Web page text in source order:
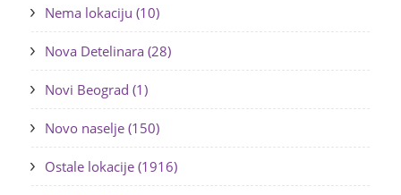
Nema lokaciju (10)
Nova Detelinara (28)
Novi Beograd (1)
Novo naselje (150)
Ostale lokacije (1916)